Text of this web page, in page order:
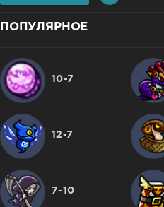
ПОПУЛЯРНОЕ
10-7
12-7
7-10